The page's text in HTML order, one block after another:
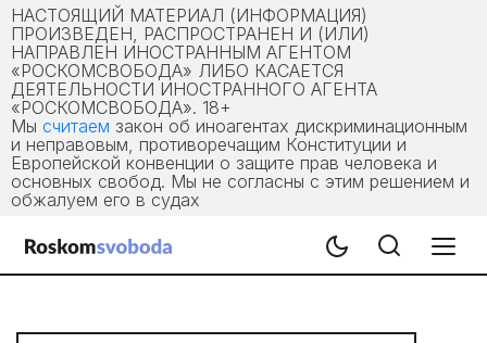
НАСТОЯЩИЙ МАТЕРИАЛ (ИНФОРМАЦИЯ)
ПРОИЗВЕДЕН, РАСПРОСТРАНЕН И (ИЛИ)
НАПРАВЛЕН ИНОСТРАННЫМ АГЕНТОМ
«РОСКОМСВОБОДА» ЛИБО КАСАЕТСЯ
ДЕЯТЕЛЬНОСТИ ИНОСТРАННОГО АГЕНТА
«РОСКОМСВОБОДА». 18+
Мы считаем закон об иноагентах дискриминационным
и неправовым, противоречащим Конституции и
Европейской конвенции о защите прав человека и
основных свобод. Мы не согласны с этим решением и
обжалуем его в судах